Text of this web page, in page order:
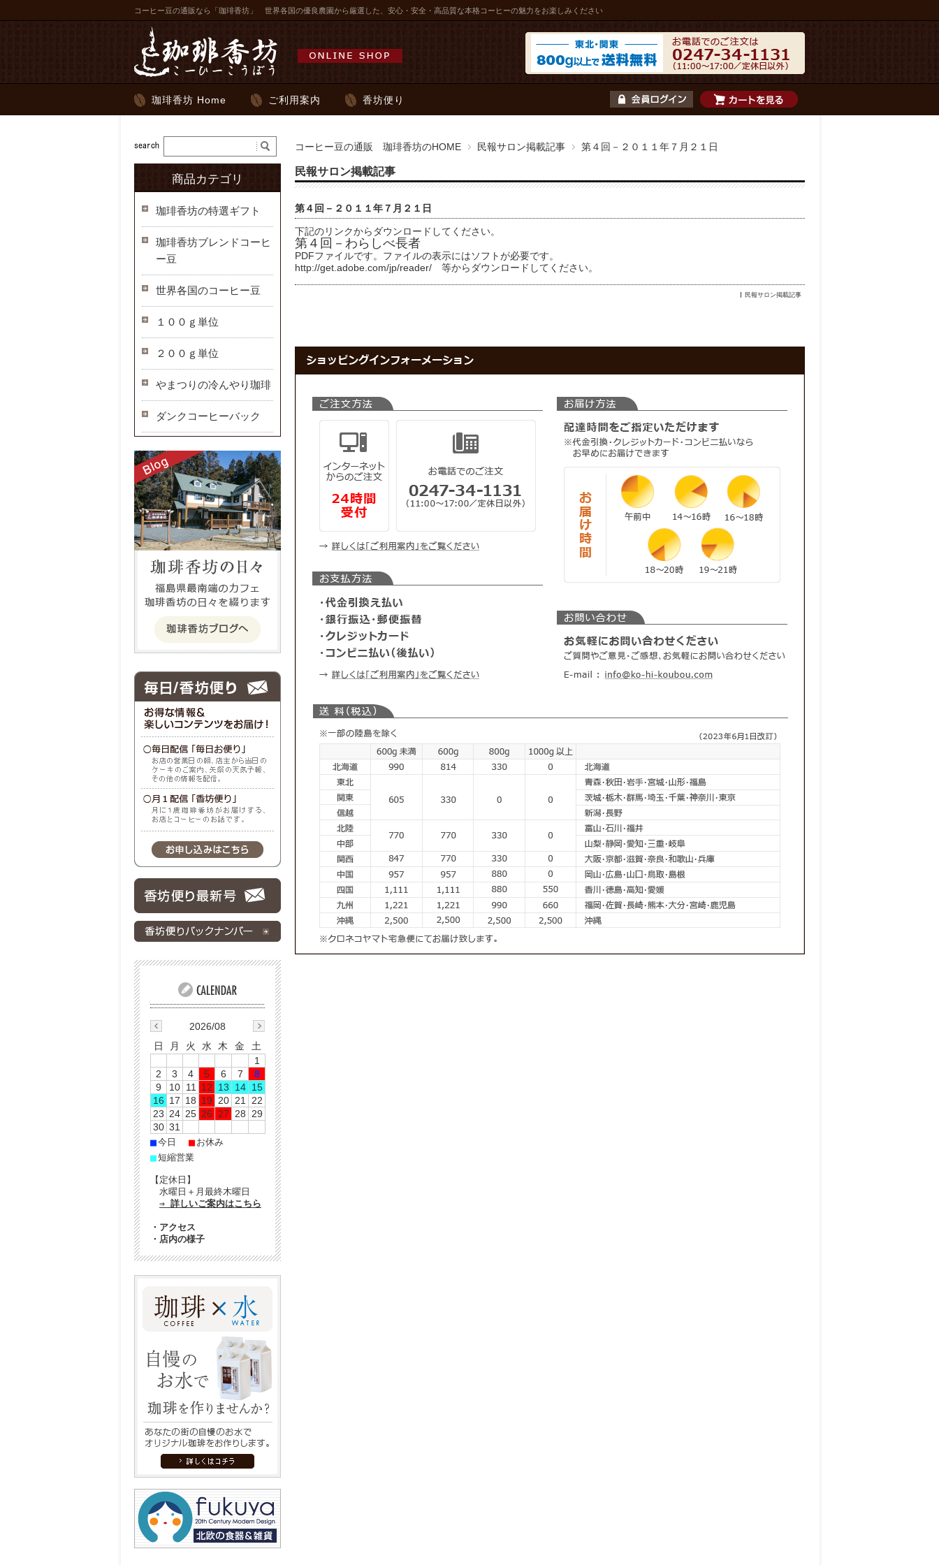
コーヒー豆の通販なら「珈琲香坊」 世界各国の優良農園から厳選した、安心・安全・高品質な本格コーヒーの魅力をお楽しみください
珈琲香坊 Home ご利用案内 香坊便り
コーヒー豆の通販 珈琲香坊のHOME 民報サロン掲載記事 第４回－２０１１年７月２１日
民報サロン掲載記事
第４回－２０１１年７月２１日
下記のリンクからダウンロードしてください。
第４回－わらしべ長者
PDFファイルです。ファイルの表示にはソフトが必要です。
http://get.adobe.com/jp/reader/ 等からダウンロードしてください。
民報サロン掲載記事
商品カテゴリ
珈琲香坊の特選ギフト
珈琲香坊ブレンドコーヒ
ー豆
世界各国のコーヒー豆
１００ｇ単位
２００ｇ単位
やまつりの冷んやり珈琲
ダンクコーヒーバック
2026/08
日
月 火 水 木 金
土
1
2
3 4 5 6 7
8
9
10 11 12 13 14 15
16 17 18 19 20 21
22
23 24 25 26 27 28
29
30 31
■今日 ■ お休み
■短縮営業
【定休日】
水曜日＋月最終木曜日
⇒ 詳しいご案内はこちら
・ アクセス
・ 店内の様子